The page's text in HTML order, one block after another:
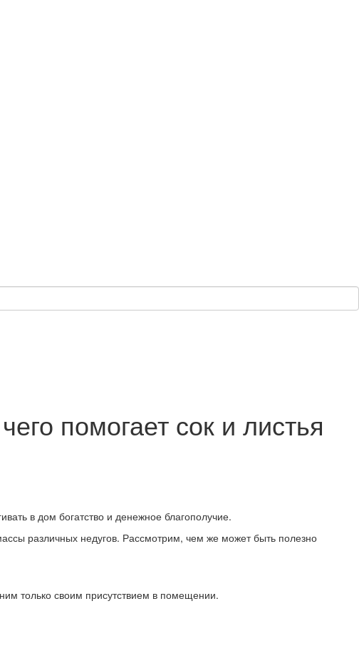
помогает сок и листья
в дом богатство и денежное благополучие.
различных недугов. Рассмотрим, чем же может быть полезно
только своим присутствием в помещении.